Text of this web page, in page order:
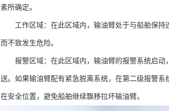
素所确定。
工作区域：在此区域内，输油臂处于与船舶保持
而不致发生危险。
报警区域：在此区域内，输油臂的报警系统启动
送。如果输油臂配有紧急脱离系统，在第二级报警
在安全位置，避免船舶继续飘移拉坏输油臂。